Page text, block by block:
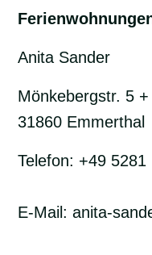
Anita Sander
Mönkebergstr. 5
31860 Emmerthal
Telefon: +49 5281
E-Mail: anita-